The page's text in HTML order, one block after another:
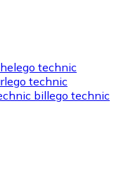
lego technic
lego technic
billego technic